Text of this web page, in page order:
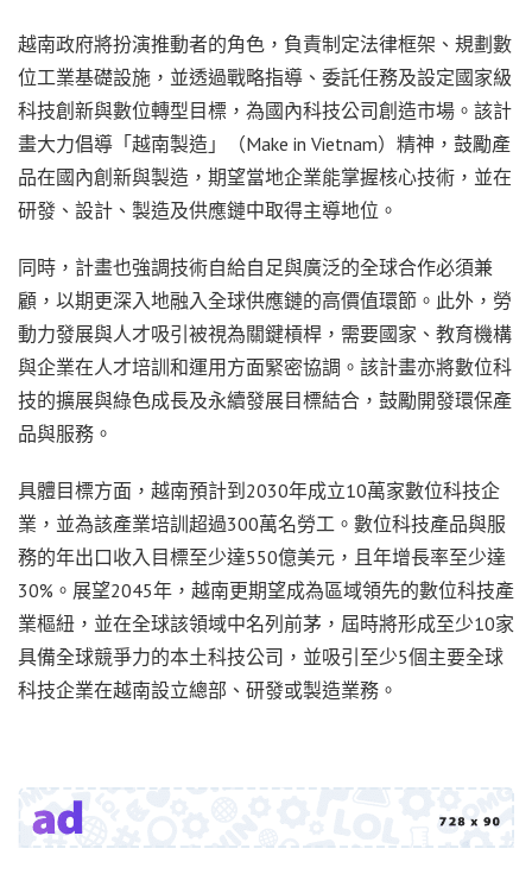
越南政府將扮演推動者的角色，負責制定法律框架、規劃數
位工業基礎設施，並透過戰略指導、委託任務及設定國家級
科技創新與數位轉型目標，為國內科技公司創造市場。該計
畫大力倡導「越南製造」（Make in Vietnam）精神，鼓勵產
品在國內創新與製造，期望當地企業能掌握核心技術，並在
研發、設計、製造及供應鏈中取得主導地位。
同時，計畫也強調技術自給自足與廣泛的全球合作必須兼
顧，以期更深入地融入全球供應鏈的高價值環節。此外，勞
動力發展與人才吸引被視為關鍵槓桿，需要國家、教育機構
與企業在人才培訓和運用方面緊密協調。該計畫亦將數位科
技的擴展與綠色成長及永續發展目標結合，鼓勵開發環保產
品與服務。
具體目標方面，越南預計到2030年成立10萬家數位科技企
業，並為該產業培訓超過300萬名勞工。數位科技產品與服
務的年出口收入目標至少達550億美元，且年增長率至少達
30%。展望2045年，越南更期望成為區域領先的數位科技產
業樞紐，並在全球該領域中名列前茅，屆時將形成至少10家
具備全球競爭力的本土科技公司，並吸引至少5個主要全球
科技企業在越南設立總部、研發或製造業務。